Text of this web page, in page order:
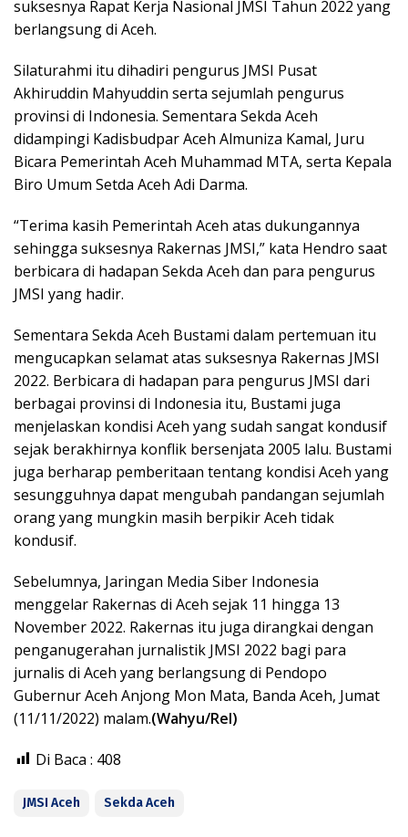
suksesnya Rapat Kerja Nasional JMSI Tahun 2022 yang
berlangsung di Aceh.
Silaturahmi itu dihadiri pengurus JMSI Pusat
Akhiruddin Mahyuddin serta sejumlah pengurus
provinsi di Indonesia. Sementara Sekda Aceh
didampingi Kadisbudpar Aceh Almuniza Kamal, Juru
Bicara Pemerintah Aceh Muhammad MTA, serta Kepala
Biro Umum Setda Aceh Adi Darma.
“Terima kasih Pemerintah Aceh atas dukungannya
sehingga suksesnya Rakernas JMSI,” kata Hendro saat
berbicara di hadapan Sekda Aceh dan para pengurus
JMSI yang hadir.
Sementara Sekda Aceh Bustami dalam pertemuan itu
mengucapkan selamat atas suksesnya Rakernas JMSI
2022. Berbicara di hadapan para pengurus JMSI dari
berbagai provinsi di Indonesia itu, Bustami juga
menjelaskan kondisi Aceh yang sudah sangat kondusif
sejak berakhirnya konflik bersenjata 2005 lalu. Bustami
juga berharap pemberitaan tentang kondisi Aceh yang
sesungguhnya dapat mengubah pandangan sejumlah
orang yang mungkin masih berpikir Aceh tidak
kondusif.
Sebelumnya, Jaringan Media Siber Indonesia
menggelar Rakernas di Aceh sejak 11 hingga 13
November 2022. Rakernas itu juga dirangkai dengan
penganugerahan jurnalistik JMSI 2022 bagi para
jurnalis di Aceh yang berlangsung di Pendopo
Gubernur Aceh Anjong Mon Mata, Banda Aceh, Jumat
(11/11/2022) malam.(Wahyu/Rel)
Di Baca : 408
JMSI Aceh Sekda Aceh